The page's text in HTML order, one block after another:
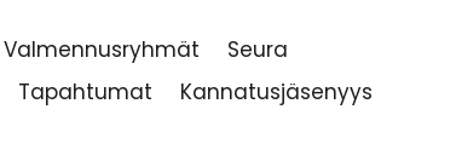
Valmennusryhmät
Seura
Tapahtumat
Kannatusjäsenyys